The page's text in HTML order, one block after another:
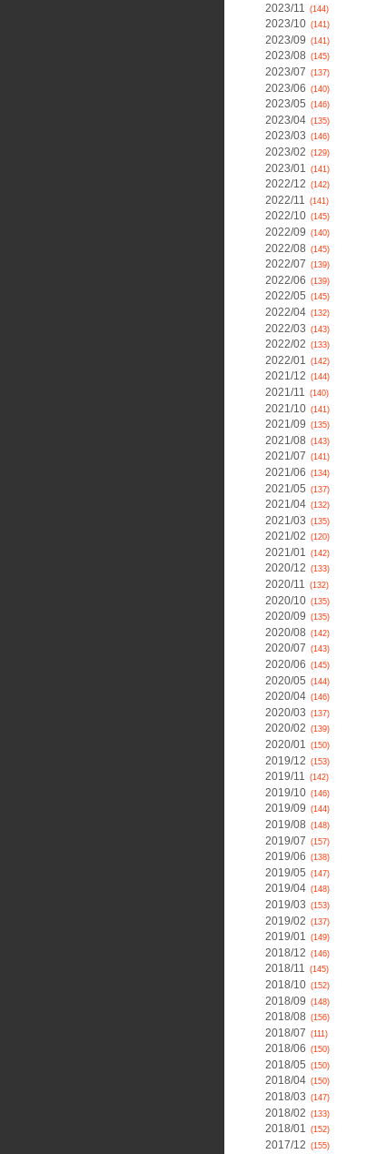
2023/11 (144)
2023/10 (141)
2023/09 (141)
2023/08 (145)
2023/07 (137)
2023/06 (140)
2023/05 (146)
2023/04 (135)
2023/03 (146)
2023/02 (129)
2023/01 (141)
2022/12 (142)
2022/11 (141)
2022/10 (145)
2022/09 (140)
2022/08 (145)
2022/07 (139)
2022/06 (139)
2022/05 (145)
2022/04 (132)
2022/03 (143)
2022/02 (133)
2022/01 (142)
2021/12 (144)
2021/11 (140)
2021/10 (141)
2021/09 (135)
2021/08 (143)
2021/07 (141)
2021/06 (134)
2021/05 (137)
2021/04 (132)
2021/03 (135)
2021/02 (120)
2021/01 (142)
2020/12 (133)
2020/11 (132)
2020/10 (135)
2020/09 (135)
2020/08 (142)
2020/07 (143)
2020/06 (145)
2020/05 (144)
2020/04 (146)
2020/03 (137)
2020/02 (139)
2020/01 (150)
2019/12 (153)
2019/11 (142)
2019/10 (146)
2019/09 (144)
2019/08 (148)
2019/07 (157)
2019/06 (138)
2019/05 (147)
2019/04 (148)
2019/03 (153)
2019/02 (137)
2019/01 (149)
2018/12 (146)
2018/11 (145)
2018/10 (152)
2018/09 (148)
2018/08 (156)
2018/07 (111)
2018/06 (150)
2018/05 (150)
2018/04 (150)
2018/03 (147)
2018/02 (133)
2018/01 (152)
2017/12 (155)